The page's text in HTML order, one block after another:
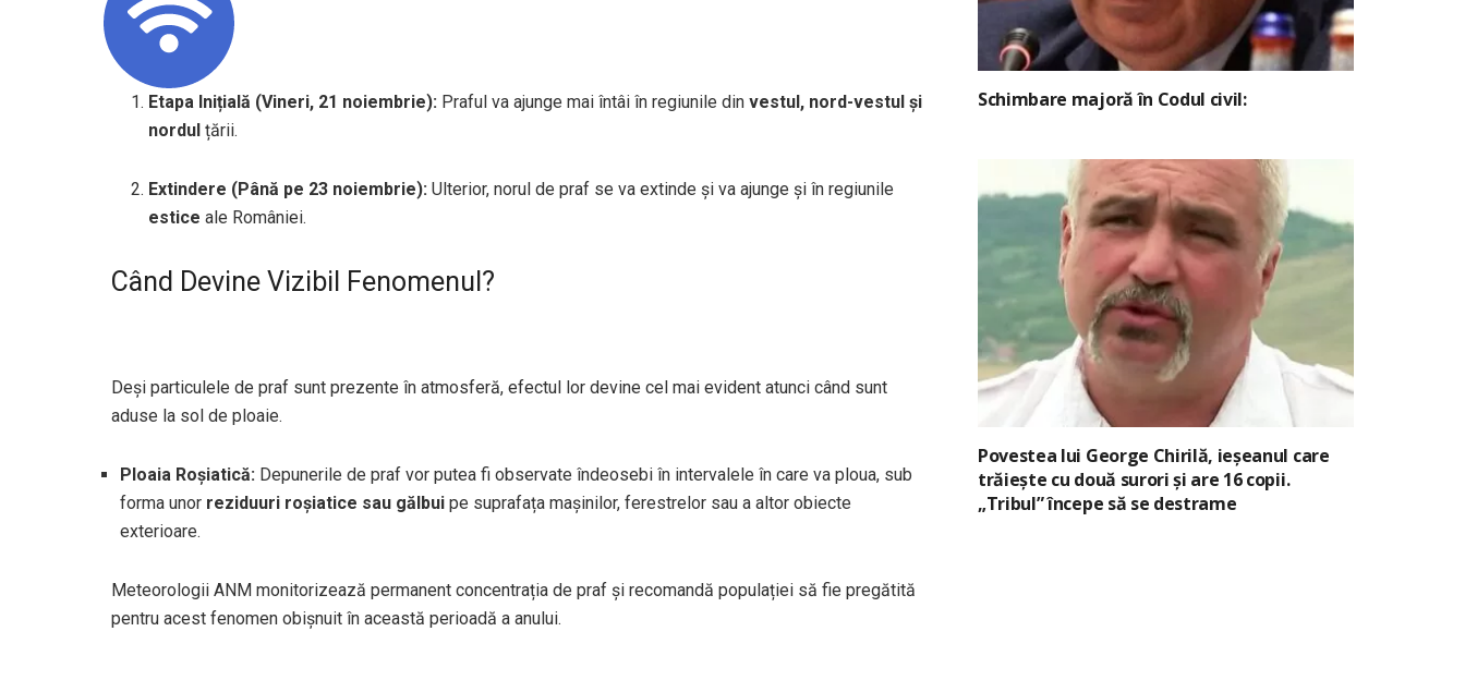
Etapa Inițială (Vineri, 21 noiembrie): Praful va ajunge mai întâi în regiunile dinvestul, nord-vestul și
nordul țării.
Extindere (Până pe 23 noiembrie): Ulterior, norul de praf se va extinde și va ajunge și în regiunile
estice ale României.
Când Devine Vizibil Fenomenul?
Deși particulele de praf sunt prezente în atmosferă, efectul lor devine cel mai evident atunci când sunt
aduse la sol de ploaie.
Ploaia Roșiatică: Depunerile de praf vor putea fi observate îndeosebi în intervalele în care va ploua, sub
forma unor reziduuri roșiatice sau gălbui pe suprafața mașinilor, ferestrelor sau a altor obiecte
exterioare.
Meteorologii ANM monitorizează permanent concentrația de praf și recomandă populației să fie pregătită
pentru acest fenomen obișnuit în această perioadă a anului.
Schimbare majoră în Codul civil:
Povestea lui George Chirilă, ieșeanul care
trăiește cu două surori și are 16 copii.
„Tribul” începe să se destrame